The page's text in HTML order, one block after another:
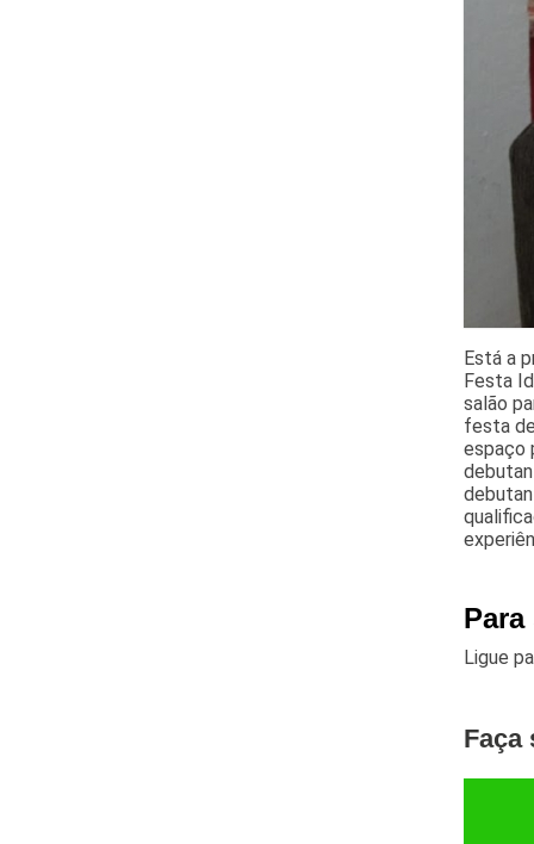
Está a
Festa
salão
festa
espaço
Ligue
Faça